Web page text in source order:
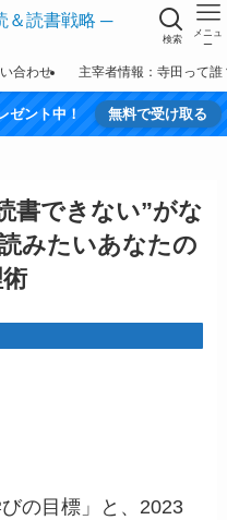
検索
メニュ
ー
合わせ 主宰者情報：寺田って誰
ゼント中！ 無料で受け取る
書できない”がな
みたいあなたの
の目標」と、2023